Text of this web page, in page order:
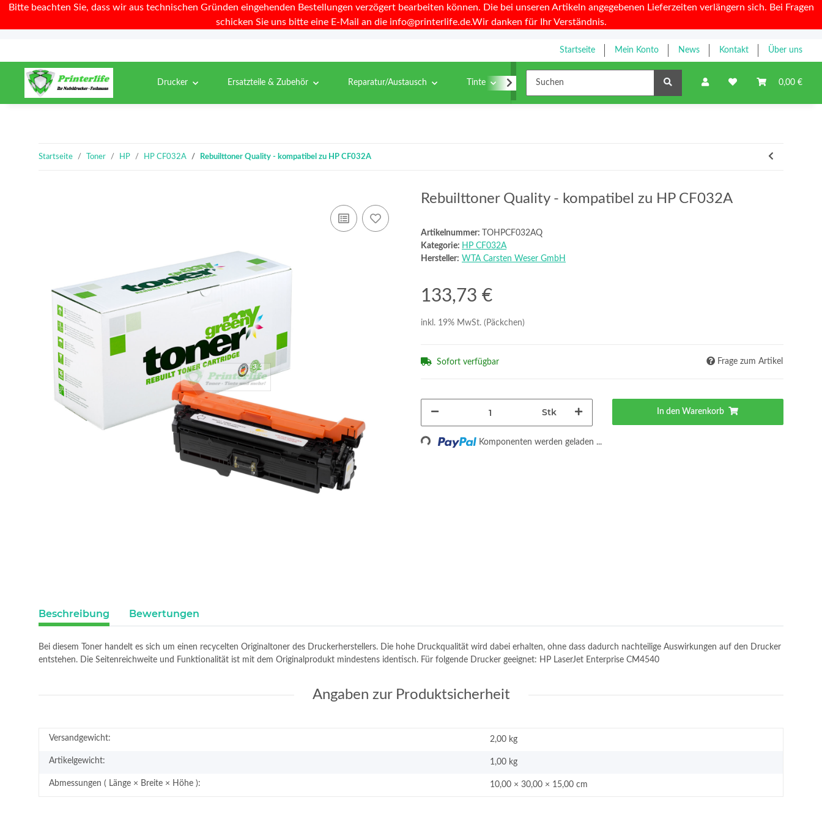
Bitte beachten Sie, dass wir aus technischen Gründen eingehenden Bestellungen verzögert bearbeiten können. Die bei unseren Artikeln angegebenen Lieferzeiten verlängern sich. Bei Fragen
schicken Sie uns bitte eine E-Mail an die info@printerlife.de.Wir danken für Ihr Verständnis.
Startseite Mein Konto News Kontakt Über uns
0,00 €
Drucker Ersatzteile & Zubehör Reparatur/Austausch Tinte Toner
Startseite Toner HP HP CF032A Rebuilttoner Quality - kompatibel zu HP CF032A
Rebuilttoner Quality - kompatibel zu HP CF032A
Artikelnummer:
TOHPCF032AQ
Kategorie: HP CF032A
Hersteller: WTA Carsten Weser GmbH
133,73 €
inkl. 19% MwSt. (Päckchen)
Sofort verfügbar Frage zum Artikel
Stk In den Warenkorb
Loading... Komponenten werden geladen ...
Beschreibung Bewertungen
Bei diesem Toner handelt es sich um einen recycelten Originaltoner des Druckerherstellers. Die hohe Druckqualität wird dabei erhalten, ohne dass dadurch nachteilige Auswirkungen auf den Drucker
entstehen. Die Seitenreichweite und Funktionalität ist mit dem Originalprodukt mindestens identisch. Für folgende Drucker geeignet: HP LaserJet Enterprise CM4540
Angaben zur Produktsicherheit
Versandgewicht: 2,00 kg
Artikelgewicht: 1,00 kg
Abmessungen ( Länge × Breite × Höhe ): 10,00 × 30,00 × 15,00 cm